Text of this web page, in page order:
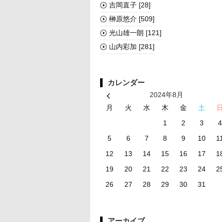
吉岡直子 [28]
榊󠄀原悠介 [509]
光山雄一朗 [121]
山内彩加 [281]
カレンダー
2024年8月
月
火 水 木 金 土
日
1
2 3
4
5
6 7 8 9 10
11
12
13 14 15 16 17
19
20 21 22 23 24
26
27 28 29 30 31